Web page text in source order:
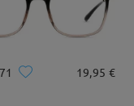
19,95 €